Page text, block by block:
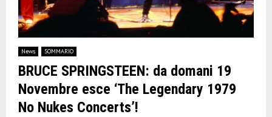
News SOMMARIO
BRUCE SPRINGSTEEN: da domani 19
Novembre esce ‘The Legendary 1979
No Nukes Concerts’!